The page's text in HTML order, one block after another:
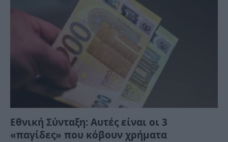
Εθνική Σύνταξη: Αυτές είναι οι 3
«παγίδες» που κόβουν χρήματα